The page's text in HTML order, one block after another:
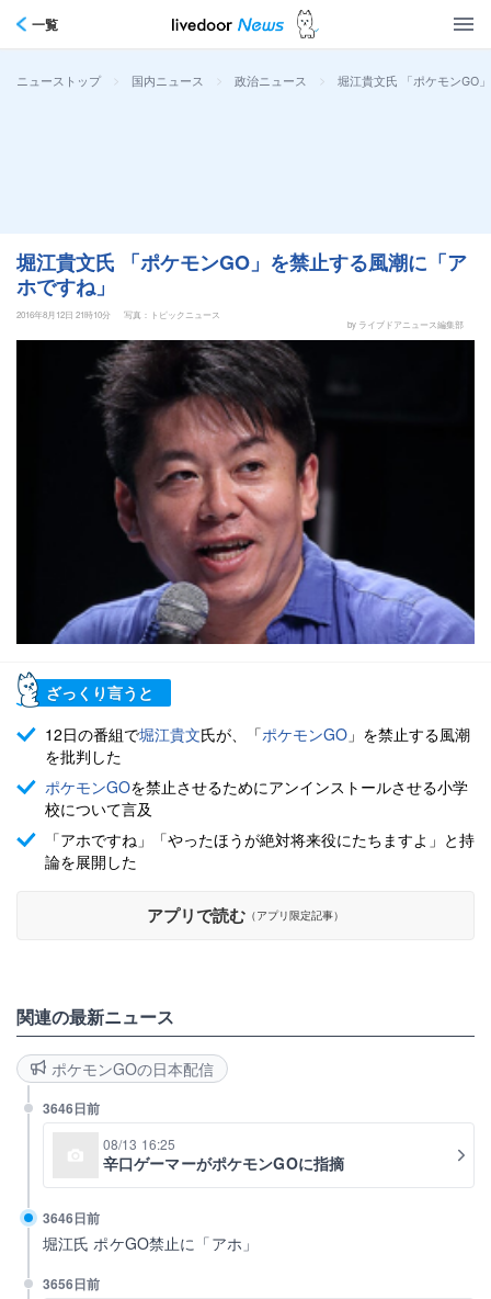
一覧
ニューストップ > 国内ニュース > 政治ニュース > 堀江貴文氏 「ポケモンGO
堀江貴文氏 「ポケモンGO」を禁止する風潮に「ア
ホですね」
2016年8月12日 21時10分
写真：トピックニュース
by ライブドアニュース編集部
ざっくり言うと
12日の番組で堀江貴文氏が、「ポケモンGO 」を禁止する風潮
を批判した
ポケモンGOを禁止させるためにアンインストールさせる小学
校について言及
「アホですね」「やったほうが絶対将来役にたちますよ」と持
論を展開した
アプリで読む （アプリ限定記事）
関連の最新ニュース
ポケモンGOの日本配信
3646日前
08/13 16:25
辛口ゲーマーがポケモンGOに指摘
3646日前
堀江氏 ポケGO禁止に「アホ」
3656日前